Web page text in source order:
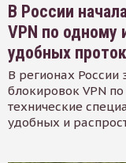
В России
VPN по одному
удобных
В регионах России
блокировок VPN
технические
удобных и